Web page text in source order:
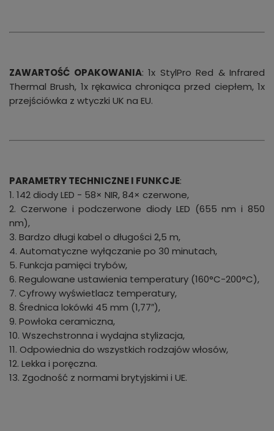
ZAWARTOŚĆ OPAKOWANIA: 1x StylPro Red & Infrared
Thermal Brush, 1x rękawica chroniąca przed ciepłem, 1x
przejściówka z wtyczki UK na EU.
PARAMETRY TECHNICZNE I FUNKCJE:
1. 142 diody LED - 58× NIR, 84× czerwone,
2. Czerwone i podczerwone diody LED (655 nm i 850
nm),
3. Bardzo długi kabel o długości 2,5 m,
4. Automatyczne wyłączanie po 30 minutach,
5. Funkcja pamięci trybów,
6. Regulowane ustawienia temperatury (160°C-200°C),
7. Cyfrowy wyświetlacz temperatury,
8. Średnica lokówki 45 mm (1,77″),
9. Powłoka ceramiczna,
10. Wszechstronna i wydajna stylizacja,
11. Odpowiednia do wszystkich rodzajów włosów,
12. Lekka i poręczna.
13. Zgodność z normami brytyjskimi i UE.